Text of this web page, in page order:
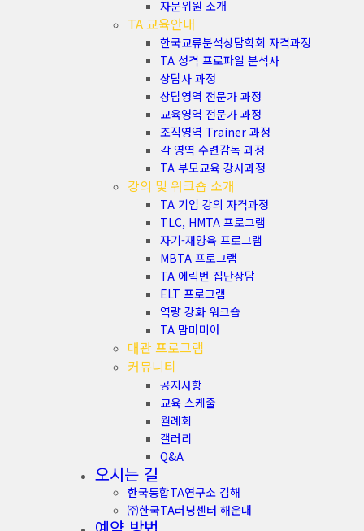
자문위원 소개
TA 교육안내
한국교류분석상담학회 자격과정
TA 성격 프로파일 분석사
상담사 과정
상담영역 전문가 과정
교육영역 전문가 과정
조직영역 Trainer 과정
각 영역 수련감독 과정
TA 부모교육 강사과정
강의 및 워크숍 소개
TA 기업 강의 자격과정
TLC, HMTA 프로그램
자기-재양육 프로그램
MBTA 프로그램
TA 에릭번 집단상담
ELT 프로그램
역량 강화 워크숍
TA 맘마미아
대관 프로그램
커뮤니티
공지사항
교육 스케줄
월례회
갤러리
Q&A
오시는 길
한국통합TA연구소 김해
㈜한국TA러닝센터 해운대